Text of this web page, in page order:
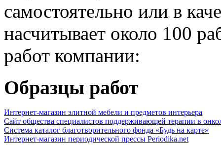
самостоятельно или в
насчитывает около 100
работ компании:
Образцы работ
Интернет-магазин элитной мебели и предметов интерьера
Сайт общества специалистов поддерживающей терапии в
Система каталог благотворительного фонда «Будь на карте»
Интернет-магазин периодической прессы Periodika.net